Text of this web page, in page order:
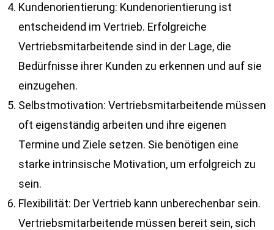
Kundenorientierung: Kundenorientierung ist
entscheidend im Vertrieb. Erfolgreiche
Vertriebsmitarbeitende sind in der Lage, die
Bedürfnisse ihrer Kunden zu erkennen und auf sie
einzugehen.
Selbstmotivation: Vertriebsmitarbeitende müssen
oft eigenständig arbeiten und ihre eigenen
Termine und Ziele setzen. Sie benötigen eine
starke intrinsische Motivation, um erfolgreich zu
sein.
Flexibilität: Der Vertrieb kann unberechenbar sein.
Vertriebsmitarbeitende müssen bereit sein, sich